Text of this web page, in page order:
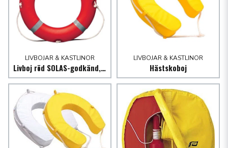
LIVBOJAR & KASTLINOR
Livboj röd SOLAS-godkänd, Vikt 2,7 kg
LIVBOJAR & KASTLINOR
Hästskoboj